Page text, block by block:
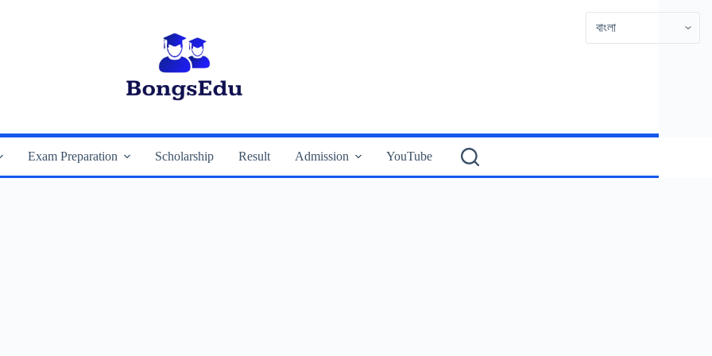
Exam Preparation Scholarship Result Admission YouTube